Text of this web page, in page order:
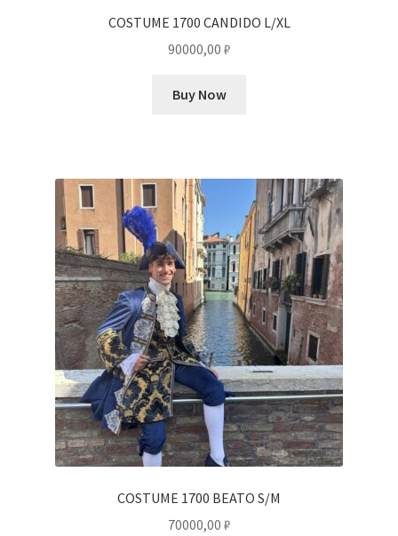
COSTUME 1700 CANDIDO L/XL
90000,00 ₽
Buy Now
COSTUME 1700 BEATO S/M
70000,00 ₽